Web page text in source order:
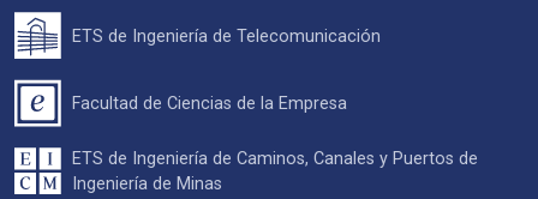
ETS de Ingeniería de Telecomunicación
Facultad de Ciencias de la Empresa
ETS de Ingeniería de Caminos, Canales y Puertos de
Ingeniería de Minas